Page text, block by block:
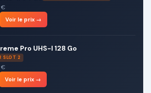
€
Voir le prix →
Pro UHS-I 128 Go
SLOT 2
€
Voir le prix →